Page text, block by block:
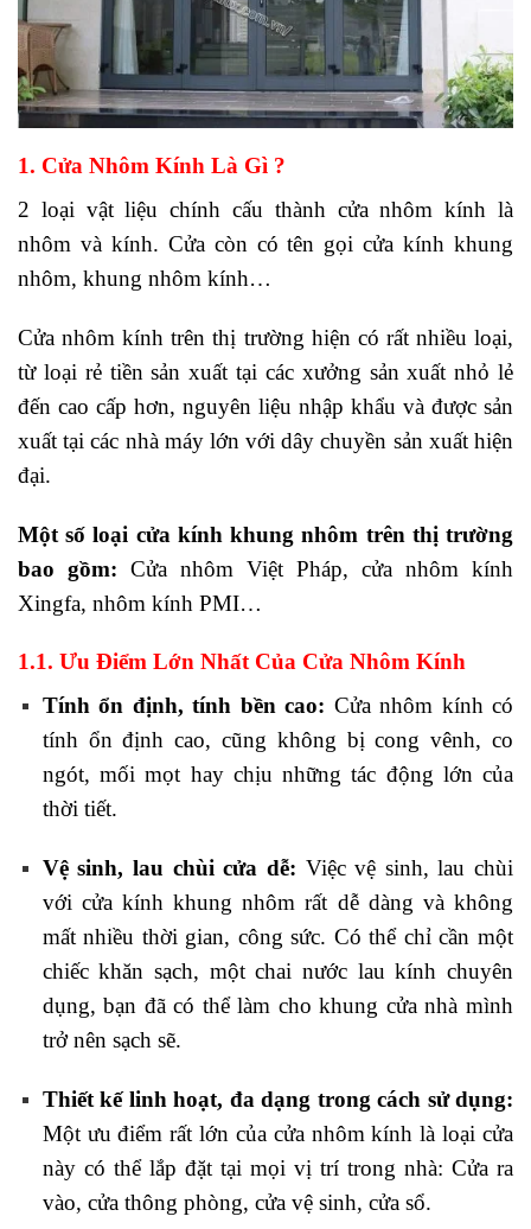
1. Cửa Nhôm Kính Là Gì ?
2 loại vật liệu chính cấu thành cửa nhôm kính là
nhôm và kính. Cửa còn có tên gọi cửa kính khung
nhôm, khung nhôm kính…
Cửa nhôm kính trên thị trường hiện có rất nhiều loại,
từ loại rẻ tiền sản xuất tại các xưởng sản xuất nhỏ lẻ
đến cao cấp hơn, nguyên liệu nhập khẩu và được sản
xuất tại các nhà máy lớn với dây chuyền sản xuất hiện
đại.
Một số loại cửa kính khung nhôm trên thị trường
bao gồm: Cửa nhôm Việt Pháp, cửa nhôm kính
Xingfa, nhôm kính PMI…
1.1. Ưu Điểm Lớn Nhất Của Cửa Nhôm Kính
Tính ổn định, tính bền cao: Cửa nhôm kính có
tính ổn định cao, cũng không bị cong vênh, co
ngót, mối mọt hay chịu những tác động lớn của
thời tiết.
Vệ sinh, lau chùi cửa dễ: Việc vệ sinh, lau chùi
với cửa kính khung nhôm rất dễ dàng và không
mất nhiều thời gian, công sức. Có thể chỉ cần một
chiếc khăn sạch, một chai nước lau kính chuyên
dụng, bạn đã có thể làm cho khung cửa nhà mình
trở nên sạch sẽ.
Thiết kế linh hoạt, đa dạng trong cách sử dụng:
Một ưu điểm rất lớn của cửa nhôm kính là loại cửa
này có thể lắp đặt tại mọi vị trí trong nhà: Cửa ra
vào, cửa thông phòng, cửa vệ sinh, cửa sổ.